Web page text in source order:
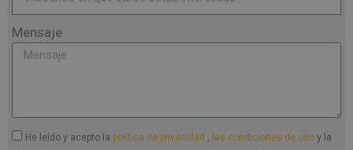
Mensaje
He leído y acepto la política de privacidad , las condiciones de uso y la